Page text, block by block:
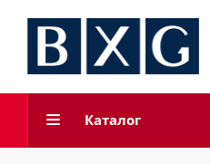
Каталог